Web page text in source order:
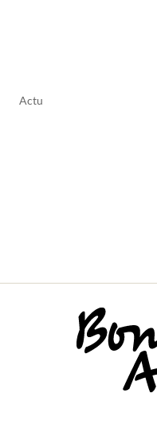
Actu